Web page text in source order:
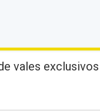
vales